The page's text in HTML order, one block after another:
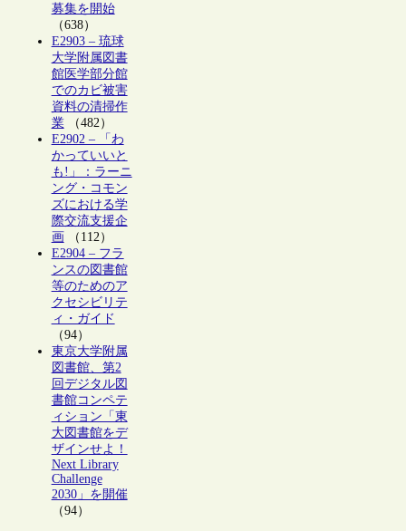
募集を開始
（638）
E2903 – 琉球
大学附属図書
館医学部分館
でのカビ被害
資料の清掃作
業（482）
E2902 – 「わ
かっていいと
も!」：ラーニ
ング・コモン
ズにおける学
際交流支援企
画 （112）
E2904 – フラ
ンスの図書館
等のためのア
クセシビリテ
ィ・ガイド
（94）
東京大学附属
図書館、第2
回デジタル図
書館コンペテ
ィション「東
大図書館をデ
ザインせよ！
Next Library
Challenge
2030」を開催
（94）